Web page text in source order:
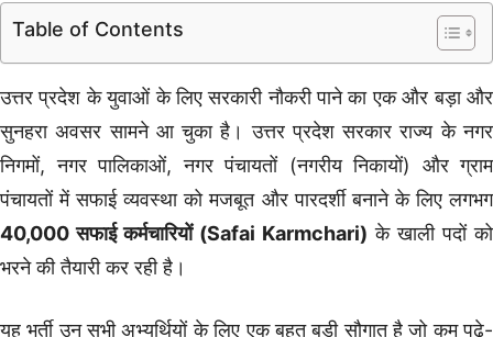
Table of Contents
उत्तर प्रदेश के युवाओं के लिए सरकारी नौकरी पाने का एक और बड़ा और
सुनहरा अवसर सामने आ चुका है। उत्तर प्रदेश सरकार राज्य के नगर
निगमों, नगर पालिकाओं, नगर पंचायतों (नगरीय निकायों) और ग्राम
पंचायतों में सफाई व्यवस्था को मजबूत और पारदर्शी बनाने के लिए लगभग
40,000 सफाई कर्मचारियों (Safai Karmchari) के खाली पदों को
भरने की तैयारी कर रही है।
यह भर्ती उन सभी अभ्यर्थियों के लिए एक बहुत बड़ी सौगात है जो कम पढ़े-